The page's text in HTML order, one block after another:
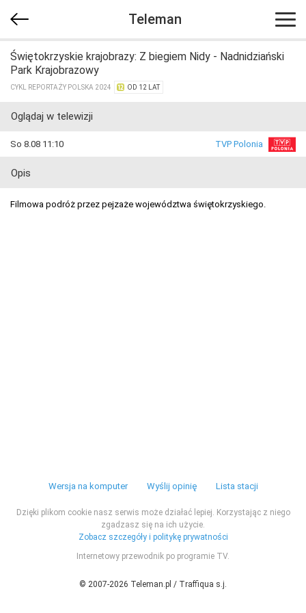
Teleman
Świętokrzyskie krajobrazy: Z biegiem Nidy - Nadnidziański
Park Krajobrazowy
CYKL REPORTAŻY POLSKA 2024 OD 12 LAT
Oglądaj w telewizji
So 8.08 11:10 TVP Polonia
Opis
Filmowa podróż przez pejzaże województwa świętokrzyskiego.
Wersja na komputer Wyślij opinię Lista stacji
Dzięki plikom cookie nasz serwis może działać lepiej. Korzystając z niego
zgadzasz się na ich użycie.
Zobacz szczegóły i politykę prywatności
Internetowy przewodnik po programie TV.
© 2007-2026 Teleman.pl / Traffiqua s.j.